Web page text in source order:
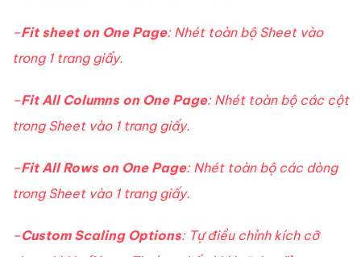
–Fit sheet on One Page: Nhét toàn bộ Sheet vào
trong 1 trang giấy.
–Fit All Columns on One Page: Nhét toàn bộ các cột
trong Sheet vào 1 trang giấy.
–Fit All Rows on One Page: Nhét toàn bộ các dòng
trong Sheet vào 1 trang giấy.
–Custom Scaling Options: Tự điều chỉnh kích cỡ